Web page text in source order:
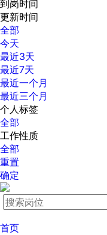
到岗时间
更新时间
全部
今天
最近3天
最近7天
最近一个月
最近三个月
个人标签
全部
工作性质
全部
重置
确定
首页